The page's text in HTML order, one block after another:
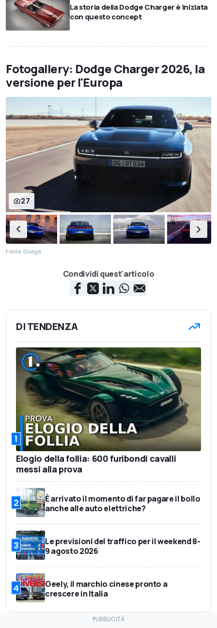
La storia della Dodge Charger è iniziata
con questo concept
Fotogallery: Dodge Charger 2026, la
versione per l'Europa
27
Fonte: Dodge
Condividi quest'articolo
DI TENDENZA
1
Elogio della follia: 600 furibondi cavalli
messi alla prova
2
È arrivato il momento di far pagare il bollo
anche alle auto elettriche?
3
Le previsioni del traffico per il weekend 8-
9 agosto 2026
4
Geely, il marchio cinese pronto a
crescere in Italia